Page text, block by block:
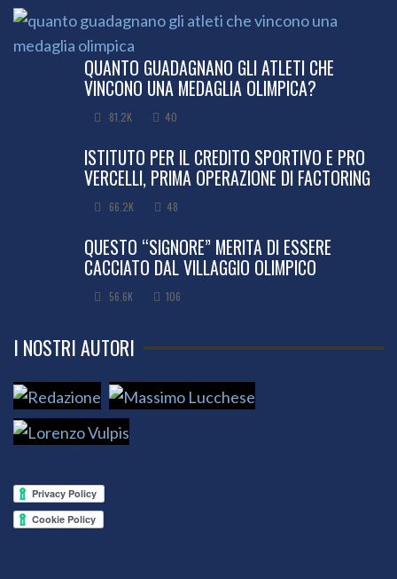
QUANTO GUADAGNANO GLI ATLETI CHE
VINCONO UNA MEDAGLIA OLIMPICA?
81.2K 40
ISTITUTO PER IL CREDITO SPORTIVO E PRO
VERCELLI, PRIMA OPERAZIONE DI FACTORING
66.2K 48
QUESTO “SIGNORE” MERITA DI ESSERE
CACCIATO DAL VILLAGGIO OLIMPICO
56.6K 106
I NOSTRI AUTORI